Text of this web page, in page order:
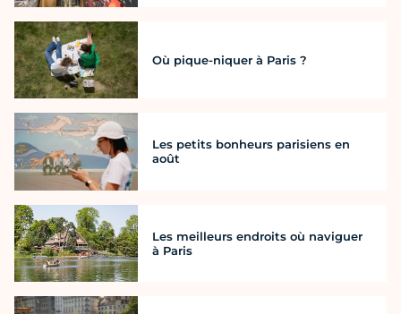
Où pique-niquer à Paris ?
Les petits bonheurs parisiens en
août
Les meilleurs endroits où naviguer
à Paris